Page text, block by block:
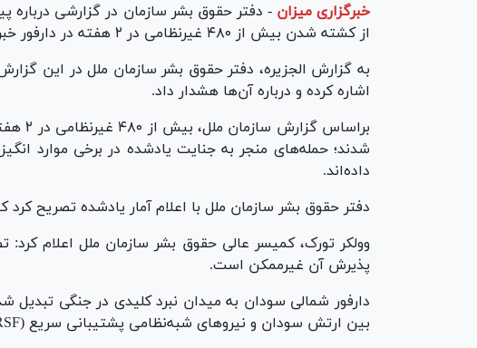
خبرگزاری میزان - دفتر حقوق بشر سازمان در گزارشی درباره
از کشته شدن بیش از ۴۸۰ غیرنظامی در ۲ هفته در دارفور خبر داد.
به گزارش الجزیره، دفتر حقوق بشر سازمان ملل در این
اشاره کرده و درباره آن‌ها هشدار داد.
شدند؛ حمله‌های منجر به جنایت یادشده در برخی موارد
داده‌اند.
دفتر حقوق بشر سازمان ملل با اعلام آمار یادشده تصریح کرد
وولکر تورک، کمیسر عالی حقوق بشر سازمان ملل اعلام
پذیرش آن غیرممکن است.
بین ارتش سودان و نیرو‌های شبه‌نظامی پشتیبانی سریع (RSF)، آغاز شد.